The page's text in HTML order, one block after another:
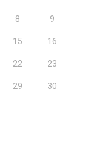
8 9
15 16
22 23
29 30